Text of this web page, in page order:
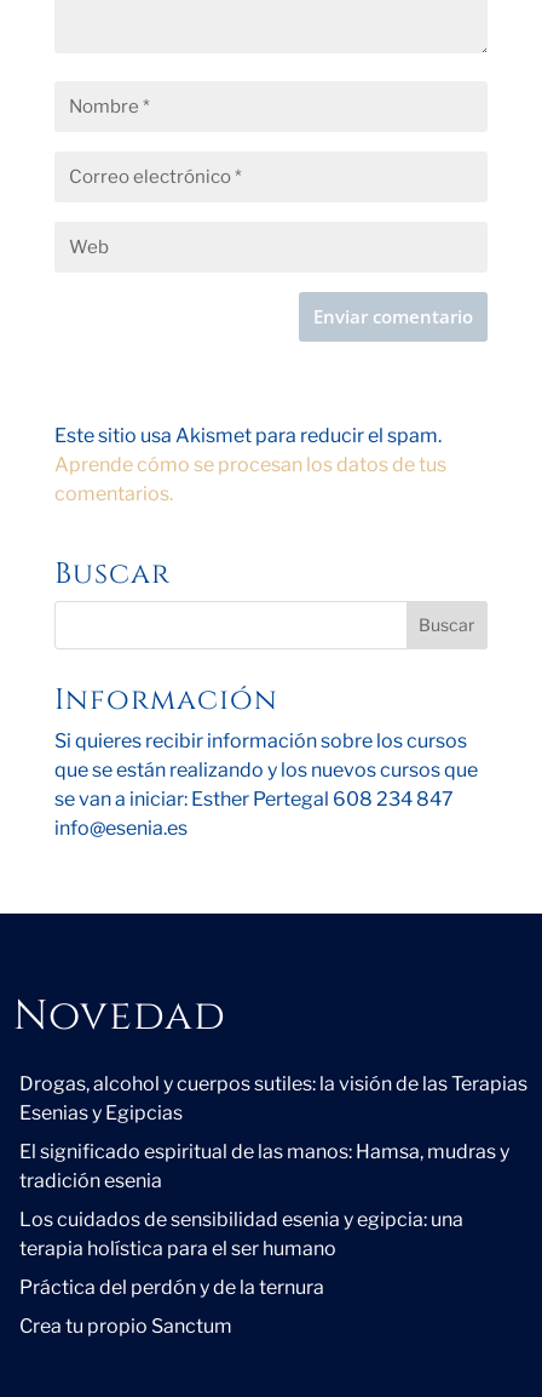
Este sitio usa Akismet para reducir el spam.
Aprende cómo se procesan los datos de tus
comentarios.
Buscar
Información
Si quieres recibir información sobre los cursos
que se están realizando y los nuevos cursos que
se van a iniciar: Esther Pertegal 608 234 847
info@esenia.es
Novedad
Novedad
Drogas, alcohol y cuerpos sutiles: la visión de las Terapias
Esenias y Egipcias
El significado espiritual de las manos: Hamsa, mudras y
tradición esenia
Los cuidados de sensibilidad esenia y egipcia: una
terapia holística para el ser humano
Práctica del perdón y de la ternura
Crea tu propio Sanctum